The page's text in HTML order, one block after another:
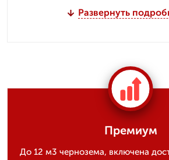
Развернуть
Премиум
До 12 м3 чернозема, включена